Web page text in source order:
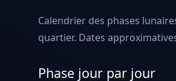
Calendrier des phases
quartier. Dates
Phase jour par jour